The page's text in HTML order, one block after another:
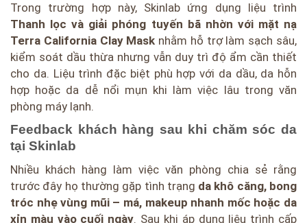
Trong trường hợp này, Skinlab ứng dụng liệu trình
Thanh lọc và giải phóng tuyến bã nhờn với mặt nạ
Terra California Clay Mask nhằm hỗ trợ làm sạch sâu,
kiểm soát dầu thừa nhưng vẫn duy trì độ ẩm cần thiết
cho da. Liệu trình đặc biệt phù hợp với da dầu, da hỗn
hợp hoặc da dễ nổi mụn khi làm việc lâu trong văn
phòng máy lạnh.
Feedback khách hàng sau khi chăm sóc da
tại Skinlab
Nhiều khách hàng làm việc văn phòng chia sẻ rằng
trước đây họ thường gặp tình trạng da khô căng, bong
tróc nhẹ vùng mũi – má, makeup nhanh mốc hoặc da
xỉn màu vào cuối ngày. Sau khi áp dụng liệu trình cấp